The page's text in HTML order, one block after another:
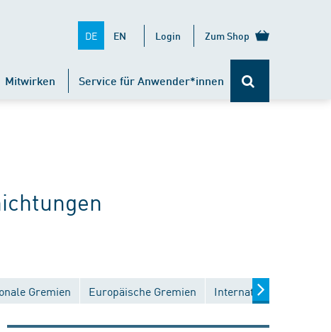
DE EN Login Zum Shop
Mitwirken Service für Anwender*innen
Gremien Europäische Gremien Internationale Gremien